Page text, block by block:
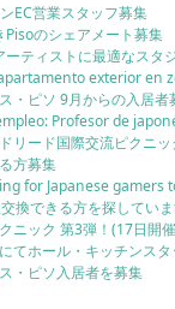
EC営業スタッフ募集
Pisoのシェアメート募集
ーティストに最適なスタ
exterior en
・ピソ 9月からの入居者
Profesor de
リード国際交流ピクニ
方募集
for Japanese gamers
換できる方を探してい
ニック 第3弾！(17日開
てホール・キッチンス
・ピソ入居者を募集